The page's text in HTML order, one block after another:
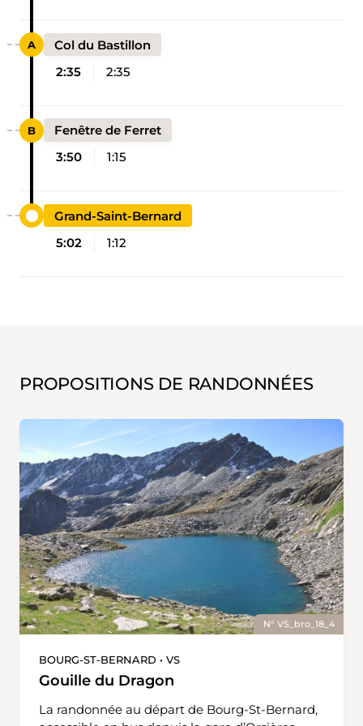
Col du Bastillon
2:35
2:35
Fenêtre de Ferret
3:50
1:15
Grand-Saint-Bernard
5:02
1:12
PROPOSITIONS DE RANDONNÉES
N° VS_bro_18_4
BOURG-ST-BERNARD • VS
Gouille du Dragon
La randonnée au départ de Bourg-St-Bernard,